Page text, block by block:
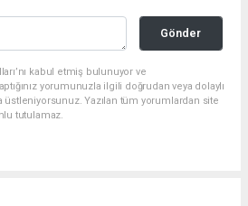
Gönder
kabul etmiş bulunuyor ve
yorumunuzla ilgili doğrudan veya dolaylı
üstleniyorsunuz. Yazılan tüm yorumlardan site
tutulamaz.